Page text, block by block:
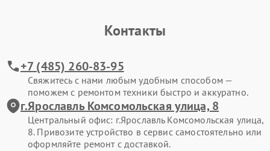
Контакты
+7 (485) 260-83-95
Свяжитесь с нами любым удобным способом —
поможем с ремонтом техники быстро и аккуратно.
г.Ярославль Комсомольская улица, 8
Центральный офис: г.Ярославль Комсомольская улица,
8. Привозите устройство в сервис самостоятельно или
оформляйте ремонт с доставкой.